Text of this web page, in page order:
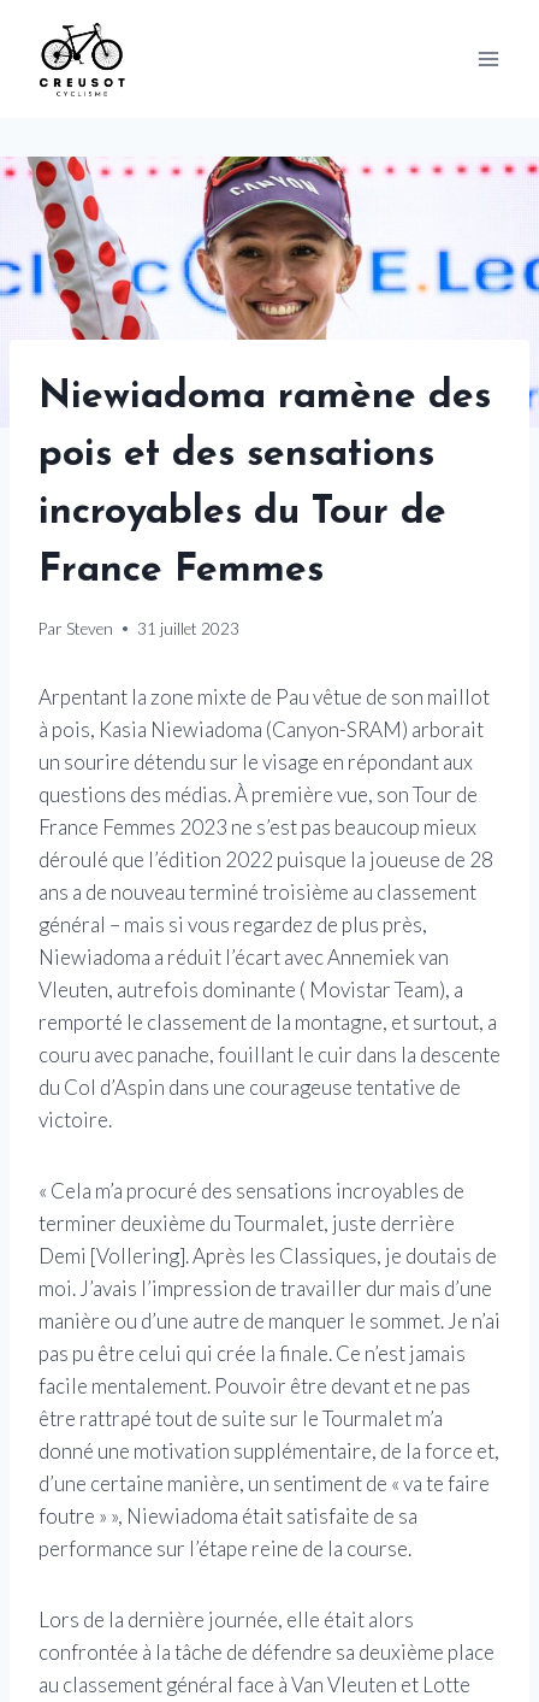
content
Niewiadoma ramène des
pois et des sensations
incroyables du Tour de
France Femmes
Par Steven 31 juillet 2023
Arpentant la zone mixte de Pau vêtue de son maillot
à pois, Kasia Niewiadoma (Canyon-SRAM) arborait
un sourire détendu sur le visage en répondant aux
questions des médias. À première vue, son Tour de
France Femmes 2023 ne s’est pas beaucoup mieux
déroulé que l’édition 2022 puisque la joueuse de 28
ans a de nouveau terminé troisième au classement
général – mais si vous regardez de plus près,
Niewiadoma a réduit l’écart avec Annemiek van
Vleuten, autrefois dominante ( Movistar Team), a
remporté le classement de la montagne, et surtout, a
couru avec panache, fouillant le cuir dans la descente
du Col d’Aspin dans une courageuse tentative de
victoire.
« Cela m’a procuré des sensations incroyables de
terminer deuxième du Tourmalet, juste derrière
Demi [Vollering]. Après les Classiques, je doutais de
moi. J’avais l’impression de travailler dur mais d’une
manière ou d’une autre de manquer le sommet. Je n’ai
pas pu être celui qui crée la finale. Ce n’est jamais
facile mentalement. Pouvoir être devant et ne pas
être rattrapé tout de suite sur le Tourmalet m’a
donné une motivation supplémentaire, de la force et,
d’une certaine manière, un sentiment de « va te faire
foutre » », Niewiadoma était satisfaite de sa
performance sur l’étape reine de la course.
Lors de la dernière journée, elle était alors
confrontée à la tâche de défendre sa deuxième place
au classement général face à Van Vleuten et Lotte